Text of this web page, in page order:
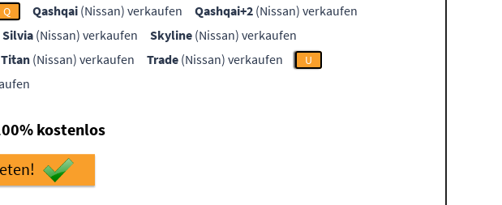
Q Qashqai (Nissan) verkaufen Qashqai+2 (Nissan) verkaufen
Silvia (Nissan) verkaufen Skyline (Nissan) verkaufen
Titan (Nissan) verkaufen Trade (Nissan) verkaufen U
kostenlos